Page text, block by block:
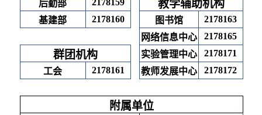
后勤部 2178159 教学辅助机构
基建部 2178160 图书馆
2178163
网络信息中心
2178165
群团机构 实验管理中心
2178171
工会
2178161 教师发展中心 2178172
附属单位